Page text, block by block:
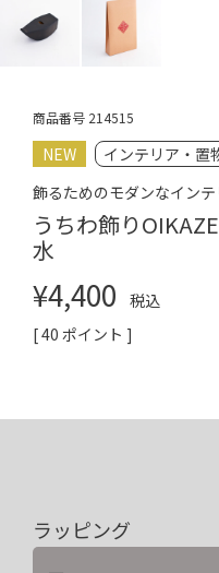
商品番号 214515
NEW
インテリア・置
飾るためのモダンなイン
うちわ飾り
水
¥4,400
税込
[40 ポイント ]
ラッピング